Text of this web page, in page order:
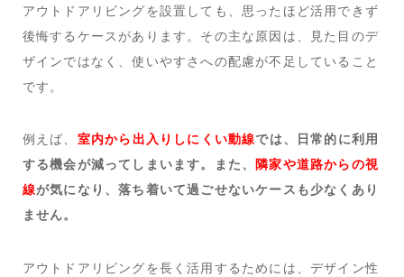
アウトドアリビングを設置しても、思ったほど活用できず
後悔するケースがあります。その主な原因は、見た目のデ
ザインではなく、使いやすさへの配慮が不足していること
です。
例えば、 室内から出入りしにくい動線では、日常的に利用
する機会が減ってしまいます。また、隣家や道路からの視
線が気になり、落ち着いて過ごせないケースも少なくあり
ません。
アウトドアリビングを長く活用するためには、デザイン性